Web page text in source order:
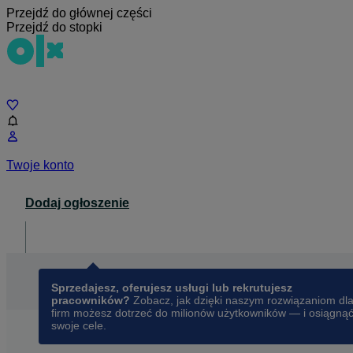
Przejdź do głównej części
Przejdź do stopki
Twoje konto
Dodaj ogłoszenie
Sprzedajesz, oferujesz usługi lub rekrutujesz
pracowników? Zobacz, jak dzięki naszym rozwiązaniom dla
firm możesz dotrzeć do milionów użytkowników — i osiągnąć
swoje cele.